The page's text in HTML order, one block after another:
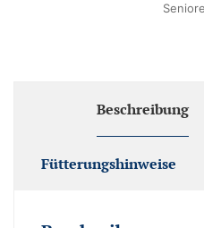
Beschreibung
Fütterungshinweise